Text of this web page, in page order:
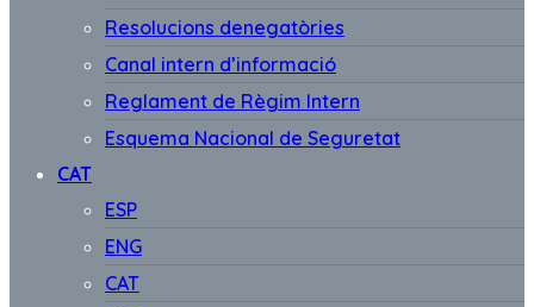
Resolucions denegatòries
Canal intern d’informació
Reglament de Règim Intern
Esquema Nacional de Seguretat
CAT
ESP
ENG
CAT